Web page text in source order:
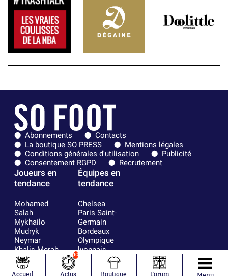
Abonnements
Contacts
La boutique SO PRESS
Mentions légales
Conditions générales d'utilisation
Publicité
Consentement RGPD
Recrutement
Joueurs en
tendance
Mohamed
Salah
Mykhailo
Mudryk
Neymar
Khalis Merah
Loïs Openda
Moussa
Équipes en
tendance
Chelsea
Paris Saint-
Germain
Bordeaux
Olympique
lyonnais
FIFA
Real Madrid
Accueil
10
Actus Boutique Forum